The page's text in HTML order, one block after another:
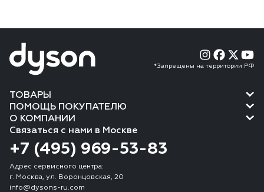
*Запрещены на территории РФ
ТОВАРЫ
ПОМОЩЬ ПОКУПАТЕЛЮ
О КОМПАНИИ
Связаться с нами в Москве
+7 (495) 969-53-83
Адрес сервисного центра:
г. Москва, ул. Воронцовская, 20
info@dysons-ru.com